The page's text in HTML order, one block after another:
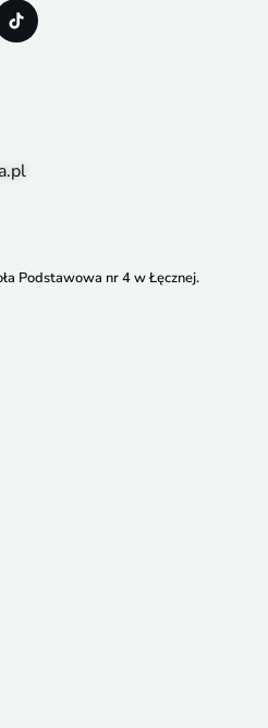
Podstawowa nr 4 w Łęcznej.